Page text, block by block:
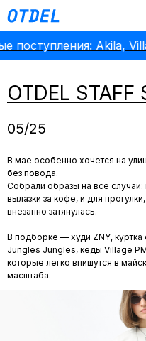
Akila,
OTDEL STAFF
В мае особенно хочется на
без повода.
Собрали образы на все случаи:
вылазки за кофе, и для
внезапно затянулась.
В подборке — худи ZNY, куртка
Jungles Jungles, кеды Village
которые легко впишутся в
масштаба.
05/25